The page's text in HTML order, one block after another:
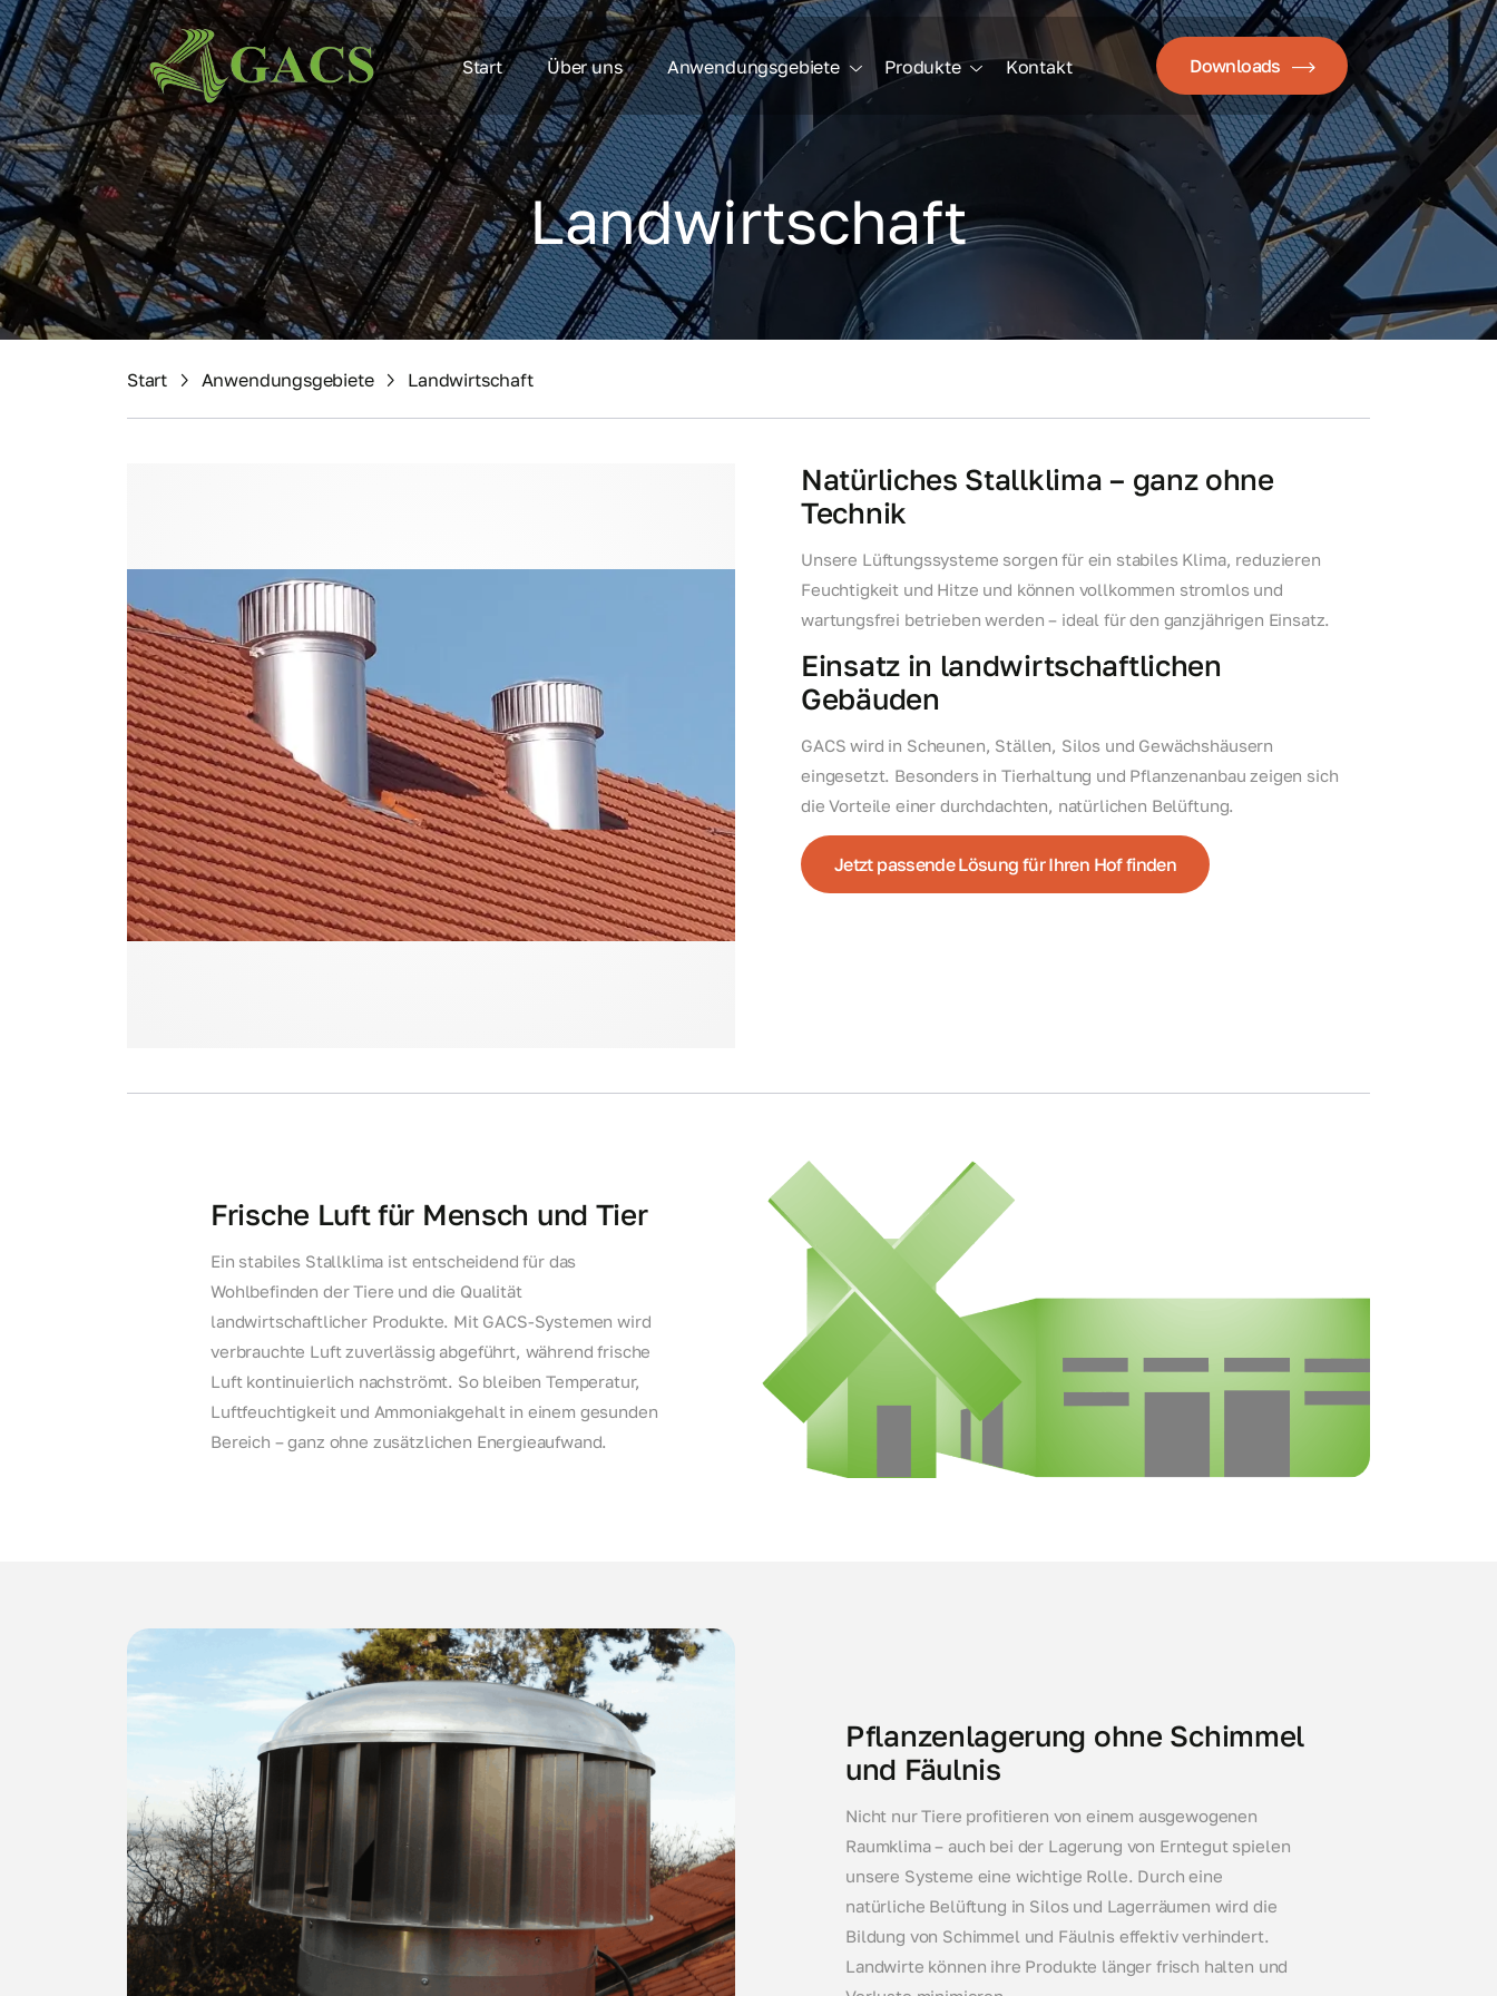
Start Über uns Anwendungsgebiete Produkte Kontakt Downloads
Landwirtschaft
Start Anwendungsgebiete Landwirtschaft
Natürliches Stallklima – ganz ohne
Technik
Unsere Lüftungssysteme sorgen für ein stabiles Klima, reduzieren
Feuchtigkeit und Hitze und können vollkommen stromlos und
wartungsfrei betrieben werden – ideal für den ganzjährigen Einsatz.
Einsatz in landwirtschaftlichen
Gebäuden
GACS wird in Scheunen, Ställen, Silos und Gewächshäusern
eingesetzt. Besonders in Tierhaltung und Pflanzenanbau zeigen sich
die Vorteile einer durchdachten, natürlichen Belüftung.
Jetzt passende Lösung für Ihren Hof finden
Frische Luft für Mensch und Tier
Ein stabiles Stallklima ist entscheidend für das
Wohlbefinden der Tiere und die Qualität
landwirtschaftlicher Produkte. Mit GACS-Systemen wird
verbrauchte Luft zuverlässig abgeführt, während frische
Luft kontinuierlich nachströmt. So bleiben Temperatur,
Luftfeuchtigkeit und Ammoniakgehalt in einem gesunden
Bereich – ganz ohne zusätzlichen Energieaufwand.
Pflanzenlagerung ohne Schimmel
und Fäulnis
Nicht nur Tiere profitieren von einem ausgewogenen
Raumklima – auch bei der Lagerung von Erntegut spielen
unsere Systeme eine wichtige Rolle. Durch eine
natürliche Belüftung in Silos und Lagerräumen wird die
Bildung von Schimmel und Fäulnis effektiv verhindert.
Landwirte können ihre Produkte länger frisch halten und